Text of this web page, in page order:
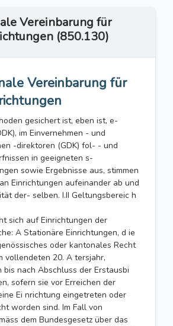
Vereinbarung für
(850.130)
Vereinbarung für
gesichert ist, eben ist, e-
im Einvernehmen - und
-direktoren (GDK) fol- - und
in geeigneten s-
sowie Ergebnisse aus, stimmen
Einrichtungen aufeinander ab und
der- selben. I.II Geltungsbereic h
sich auf Einrichtungen der
A Stationäre Einrichtungen, d ie
oder kantonales Recht
vollendeten 20. A tersjahr,
bis nach Abschluss der Erstausbi
sofern sie vor Erreichen der
Ei nrichtung eingetreten oder
worden sind. Im Fall von
dem Bundesgesetz über das